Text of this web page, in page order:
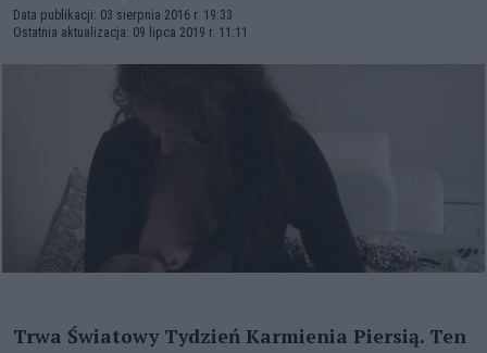
Data publikacji: 03 sierpnia 2016 r. 19:33
Ostatnia aktualizacja: 09 lipca 2019 r. 11:11
Trwa Światowy Tydzień Karmienia Piersią. Ten